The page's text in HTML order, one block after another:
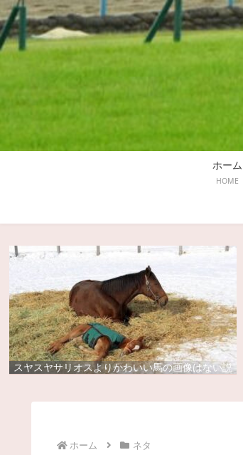
ホーム
HOME
スヤスヤサリオスよりかわいい馬の画像はない説
ホーム ネタ